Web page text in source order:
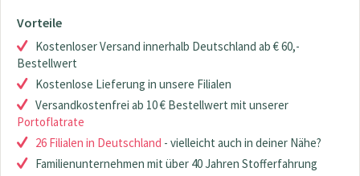
Vorteile
Kostenloser Versand innerhalb Deutschland ab € 60,-
Bestellwert
Kostenlose Lieferung in unsere Filialen
Versandkostenfrei ab 10 € Bestellwert mit unserer
Portoflatrate
26 Filialen in Deutschland - vielleicht auch in deiner Nähe?
Familienunternehmen mit über 40 Jahren Stofferfahrung